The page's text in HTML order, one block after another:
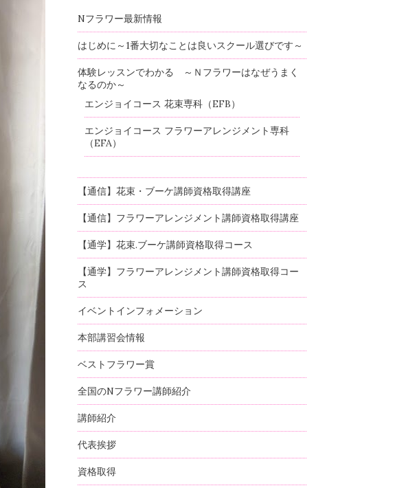
Nフラワー最新情報
はじめに～1番大切なことは良いスクール選びです～
体験レッスンでわかる ～Ｎフラワーはなぜうまく
なるのか～
エンジョイコース 花束専科（EFB）
エンジョイコース フラワーアレンジメント専科
（EFA）
【通信】花束・ブーケ講師資格取得講座
【通信】フラワーアレンジメント講師資格取得講座
【通学】花束.ブーケ講師資格取得コース
【通学】フラワーアレンジメント講師資格取得コー
ス
イベントインフォメーション
本部講習会情報
ベストフラワー賞
全国のNフラワー講師紹介
講師紹介
代表挨拶
資格取得